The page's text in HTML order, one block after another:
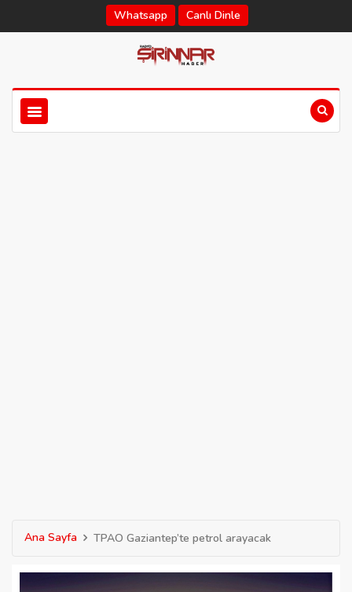
Whatsapp Canlı Dinle
Ana Sayfa TPAO Gaziantep’te petrol arayacak